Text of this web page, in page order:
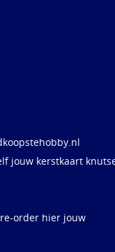
jouw kerstkaart
order hier jouw